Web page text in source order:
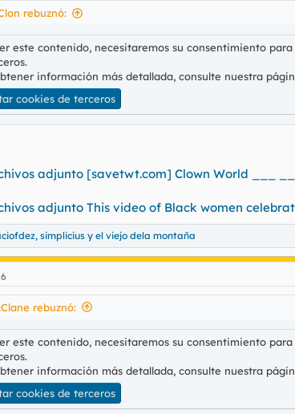
rebuznó:
este contenido, necesitaremos su consentimiento
información más detallada, consulte nuestra
cookies de terceros
adjunto [savetwt.com] Clown World ___
adjunto This video of Black women
, simplicius y el viejo dela montaña
rebuznó:
este contenido, necesitaremos su consentimiento
información más detallada, consulte nuestra
cookies de terceros